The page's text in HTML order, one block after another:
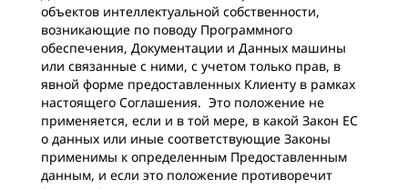
объектов интеллектуальной собственности,
возникающие по поводу Программного
обеспечения, Документации и Данных машины
или связанные с ними, с учетом только прав, в
явной форме предоставленных Клиенту в рамках
настоящего Соглашения. Это положение не
применяется, если и в той мере, в какой Закон ЕС
о данных или иные соответствующие Законы
применимы к определенным Предоставленным
данным, и если это положение противоречит